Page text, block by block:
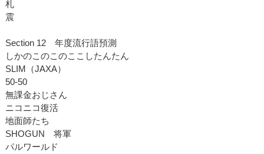
札
震
Section 12 年度流行語預測
しかのこのこのここしたんたん
SLIM（JAXA）
50-50
無課金おじさん
ニコニコ復活
地面師たち
SHOGUN 将軍
パルワールド